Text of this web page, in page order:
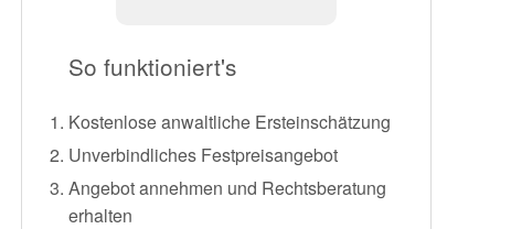
So funktioniert's
Kostenlose anwaltliche Ersteinschätzung
Unverbindliches Festpreisangebot
Angebot annehmen und Rechtsberatung
erhalten